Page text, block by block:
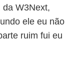
da W3Next,
ele eu não
ruim fui eu